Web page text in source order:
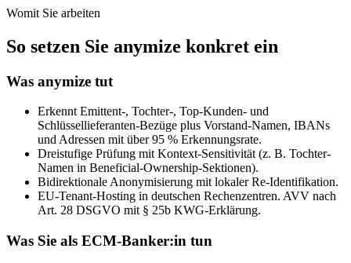
Womit Sie arbeiten
So setzen Sie anymize konkret ein
Was anymize tut
Erkennt Emittent-, Tochter-, Top-Kunden- und
Schlüssellieferanten-Bezüge plus Vorstand-Namen, IBANs
und Adressen mit über 95 % Erkennungsrate.
Dreistufige Prüfung mit Kontext-Sensitivität (z. B. Tochter-
Namen in Beneficial-Ownership-Sektionen).
Bidirektionale Anonymisierung mit lokaler Re-Identifikation.
EU-Tenant-Hosting in deutschen Rechenzentren. AVV nach
Art. 28 DSGVO mit § 25b KWG-Erklärung.
Was Sie als ECM-Banker:in tun